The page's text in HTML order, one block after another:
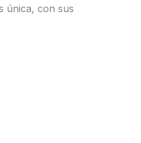
única, con sus